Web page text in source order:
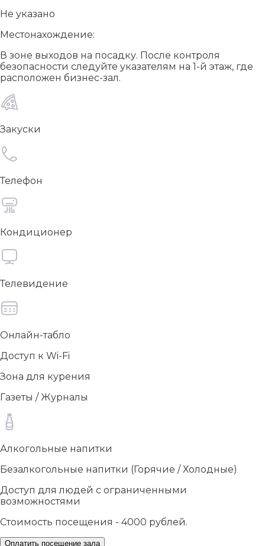
Не указано
Местонахождение:
В зоне выходов на посадку. После контроля
безопасности следуйте указателям на 1-й этаж, где
расположен бизнес-зал.
Закуски
Телефон
Кондиционер
Телевидение
Онлайн-табло
Доступ к Wi-Fi
Зона для курения
Газеты / Журналы
Алкогольные напитки
Безалкогольные напитки (Горячие / Холодные)
Доступ для людей с ограниченными
возможностями
Стоимость посещения - 4000 рублей.
Оплатить посещение зала